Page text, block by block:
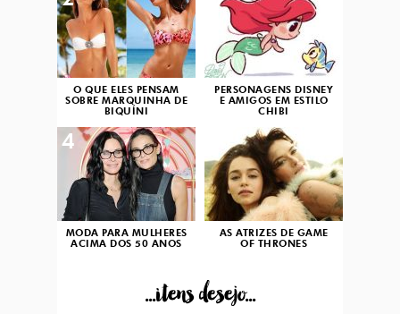
O QUE ELES PENSAM
SOBRE MARQUINHA DE
BIQUÍNI
PERSONAGENS DISNEY
E AMIGOS EM ESTILO
CHIBI
MODA PARA MULHERES
ACIMA DOS 50 ANOS
4
AS ATRIZES DE GAME
OF THRONES
...itens desejo...